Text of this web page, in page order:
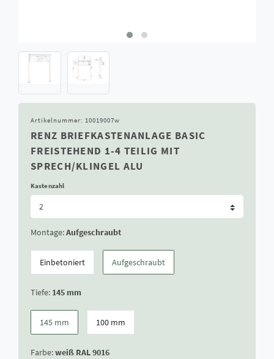
Artikelnummer: 10019007w
RENZ BRIEFKASTENANLAGE BASIC
FREISTEHEND 1-4 TEILIG MIT
SPRECH/KLINGEL ALU
Kastenzahl
Montage:Aufgeschraubt
Einbetoniert Aufgeschraubt
Tiefe: 145 mm
145 mm 100 mm
Farbe:weiß RAL 9016